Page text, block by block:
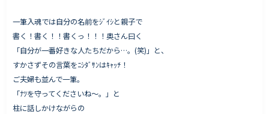
一筆入魂では自分の名前をｼﾞｲｼと親子で
書く！書く！！書くっ！！！奥さん曰く
「自分が一番好きな人たちだから…。(笑)」と、
すかさずその言葉をﾆｼﾀﾞｻﾝはｷｬｯﾁ！
ご夫婦も並んで一筆。
「ﾅﾂを守ってくださいね〜。」と
柱に話しかけながらの